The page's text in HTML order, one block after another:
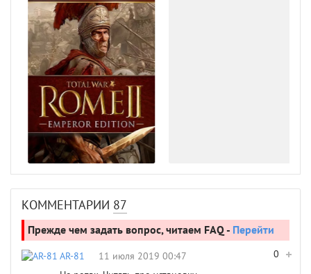
КОММЕНТАРИИ 87
Прежде чем задать вопрос, читаем FAQ - Перейти
0
AR-81
11 июля 2019 00:47